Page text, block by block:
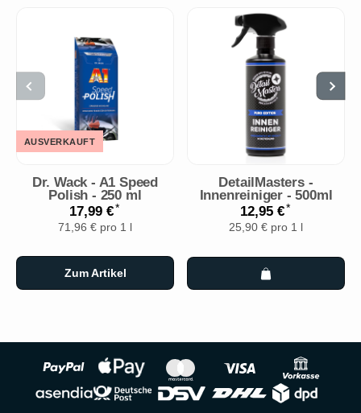
AUSVERKAUFT
Dr. Wack - A1 Speed
Polish - 250 ml
17,99 €*
71,96 € pro 1 l
Zum Artikel
DetailMasters -
Innenreiniger - 500ml
12,95 €*
25,90 € pro 1 l